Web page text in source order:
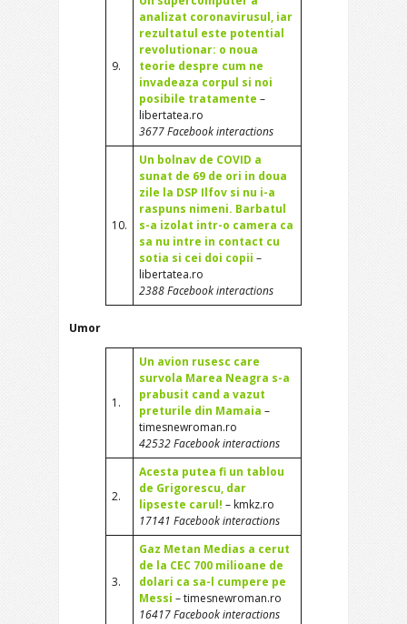
9.
analizat coronavirusul, iar
rezultatul este potential
revolutionar: o noua
teorie despre cum ne
invadeaza corpul si noi
posibile tratamente –
libertatea.ro
3677 Facebook interactions
10.
Un bolnav de COVID a
sunat de 69 de ori in doua
zile la DSP Ilfov si nu i-a
raspuns nimeni. Barbatul
s-a izolat intr-o camera ca
sa nu intre in contact cu
sotia si cei doi copii –
libertatea.ro
2388 Facebook interactions
Umor
1.
Un avion rusesc care
survola Marea Neagra s-a
prabusit cand a vazut
preturile din Mamaia –
timesnewroman.ro
42532 Facebook interactions
2.
Acesta putea fi un tablou
de Grigorescu, dar
lipseste carul! – kmkz.ro
17141 Facebook interactions
3.
Gaz Metan Medias a cerut
de la CEC 700 milioane de
dolari ca sa-l cumpere pe
Messi – timesnewroman.ro
16417 Facebook interactions